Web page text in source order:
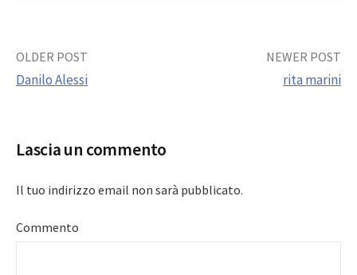
Post
OLDER POST
Danilo Alessi
NEWER POST
rita marini
Lascia un commento
Il tuo indirizzo email non sarà pubblicato.
Commento